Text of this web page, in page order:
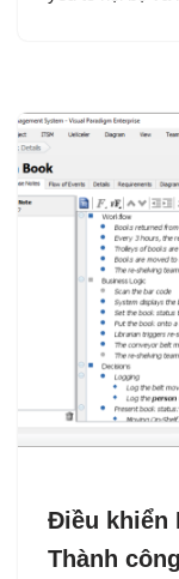
Điều khiển
Thành